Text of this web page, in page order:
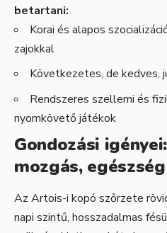
betartani:
Korai és alapos
zajokkal
Következetes, de kedves,
Rendszeres szellemi és
nyomkövető játékok
Gondozási
mozgás, egészség
Az Artois-i kopó szőrzete
napi szintű, hosszadalmas